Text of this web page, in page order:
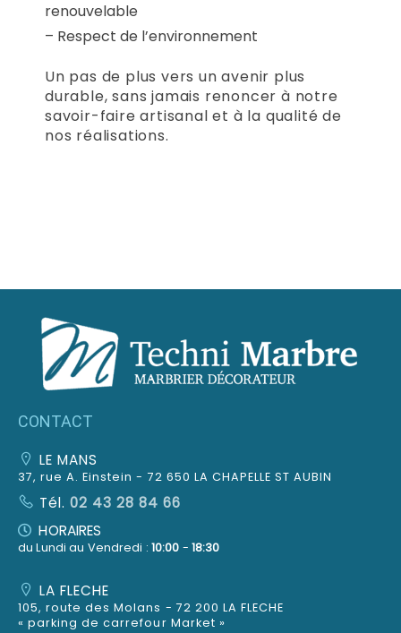
renouvelable
– Respect de l’environnement
Un pas de plus vers un avenir plus
durable, sans jamais renoncer à notre
savoir-faire artisanal et à la qualité de
nos réalisations.
CONTACT
LE MANS
37, rue A. Einstein - 72 650 LA CHAPELLE ST AUBIN
Tél. 02 43 28 84 66
HORAIRES
du Lundi au Vendredi : 10:00 - 18:30
LA FLECHE
105, route des Molans - 72 200 LA FLECHE
« parking de carrefour Market »